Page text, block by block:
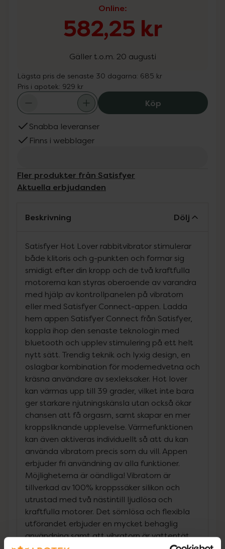
Online:
582,25 kr
Gäller t.o.m. 20 augusti
Lägsta pris de senaste 30 dagarna: 685 kr
Pris i apotek: 929 kr
KöpSatisfyer Hot
Snabba leveranser
Finns i webblager
Fler produkter från Satisfyer
Aktuella erbjudanden
Beskrivning Dölj
Satisfyer Hot Lover rabbitvibrator stimulerar
både klitoris och g-punkten och formar sig
smidigt efter din kropp och de två kraftfulla
motorerna kan styras oberoende av varandra
med hjälp av kontrollpanelen på vibratorn
eller med Satisfyer Connect-appen. Ladda
hem appen Satisfyer Connect från Satisfyer,
koppla ihop den senaste teknologin med
bluetooth och upplev stimulering på ett helt
nytt sätt. Trendig teknik och lyxig design, en
oslagbar kombination för modemedvetna och
kräsna användare av sexleksaker. Hot lover
kan värmas upp till 39 grader, vilket inte bara
ger starkare njutningskänsla utan också ökar
chansen att få orgasm, samt skapar en mer
kroppsliknande upplevelse. Värmefunktionen
kan även aktiveras individuellt så att du kan
använda vibratorn precis som du vill. Appen
erbjuder fri användning av alla funktioner.
Möjligheterna är oändliga! Vibratorn är
tillverkad av 100% kroppssäker silikon och
utrustad med två nästintill ljudlösa och
kraftfulla motorer. Det sömlösa och flexibla
utförandet erbjuder en mycket behaglig
användning samt att vibratorn är vattentät